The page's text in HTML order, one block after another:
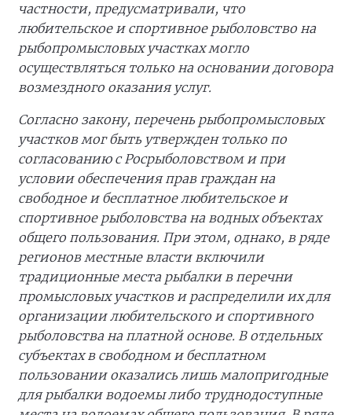
частности, предусматривали, что
любительское и спортивное рыболовство на
рыбопромысловых участках могло
осуществляться только на основании договора
возмездного оказания услуг.
Согласно закону, перечень рыбопромысловых
участков мог быть утвержден только по
согласованию с Росрыболовством и при
условии обеспечения прав граждан на
свободное и бесплатное любительское и
спортивное рыболовства на водных объектах
общего пользования. При этом, однако, в ряде
регионов местные власти включили
традиционные места рыбалки в перечни
промысловых участков и распределили их для
организации любительского и спортивного
рыболовства на платной основе. В отдельных
субъектах в свободном и бесплатном
пользовании оказались лишь малопригодные
для рыбалки водоемы либо труднодоступные